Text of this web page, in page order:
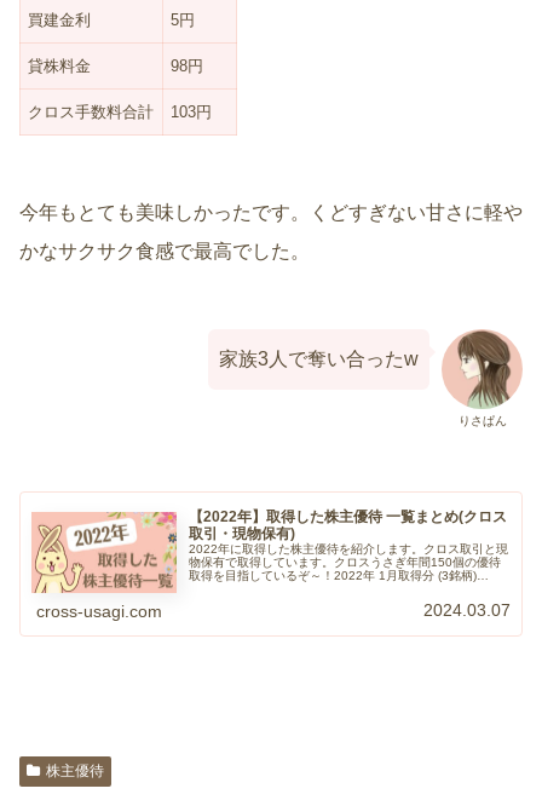
買建金利 5円
貸株料金 98円
クロス手数料合計 103円
今年もとても美味しかったです。くどすぎない甘さに軽や
かなサクサク食感で最高でした。
りさぱん
家族3人で奪い合ったw
【2022年】取得した株主優待 一覧まとめ(クロス
取引・現物保有)
2022年に取得した株主優待を紹介します。クロス取引と現
物保有で取得しています。クロスうさぎ年間150個の優待
取得を目指しているぞ～！2022年 1月取得分 (3銘柄)
cross-usagi.com 2024.03.07
株主優待